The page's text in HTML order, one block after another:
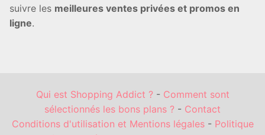
suivre les meilleures ventes privées et promos en
ligne.
Qui est Shopping Addict ?- Comment sont
sélectionnés les bons plans ? - Contact
Conditions d'utilisation et Mentions légales- Politique